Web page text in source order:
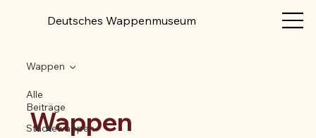
Deutsches Wappenmuseum
Alle
Beiträge
Städtewappen
Wappen
Wappen